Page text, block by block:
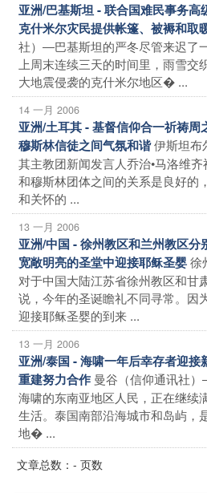
亚洲/巴基斯坦 - 联合国难民事务高
克什米尔灾民提供帐篷、被褥和取
社）―巴基斯坦的严冬尽管来迟了
上周末连续三天的时间里，雨雪交
大地震侵袭的克什米尔地区� ...
14 一月 2006
亚洲/土耳其 - 基督信仰合一祈祷周
穆斯林信徒之间气氛和谐伊斯坦
其主教团新闻发言人乔治•马洛维
和穆斯林团体之间的关系是良好的
和关怀的 ...
13 一月 2006
亚洲/中国 - 徐州教区和兰州教区分
宽敞明亮的圣堂中迎接耶稣圣婴徐
对于中国大陆江苏省徐州教区和甘
说，今年的圣诞瞻礼不同寻常。因
迎接耶稣圣婴的到来 ...
13 一月 2006
亚洲/泰国 - 海啸一年后幸存者迎接
重建努力合作 曼谷（信仰通讯社
海啸的东南亚地区人民，正在继续
生活。泰国南部沿海城市和岛屿，
地� ...
文章总数：- 页数